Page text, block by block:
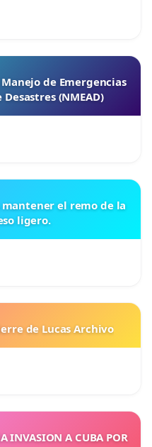
de Emergencias
(NMEAD)
ligero.
de Lucas Archivo
INVASION A CUBA POR